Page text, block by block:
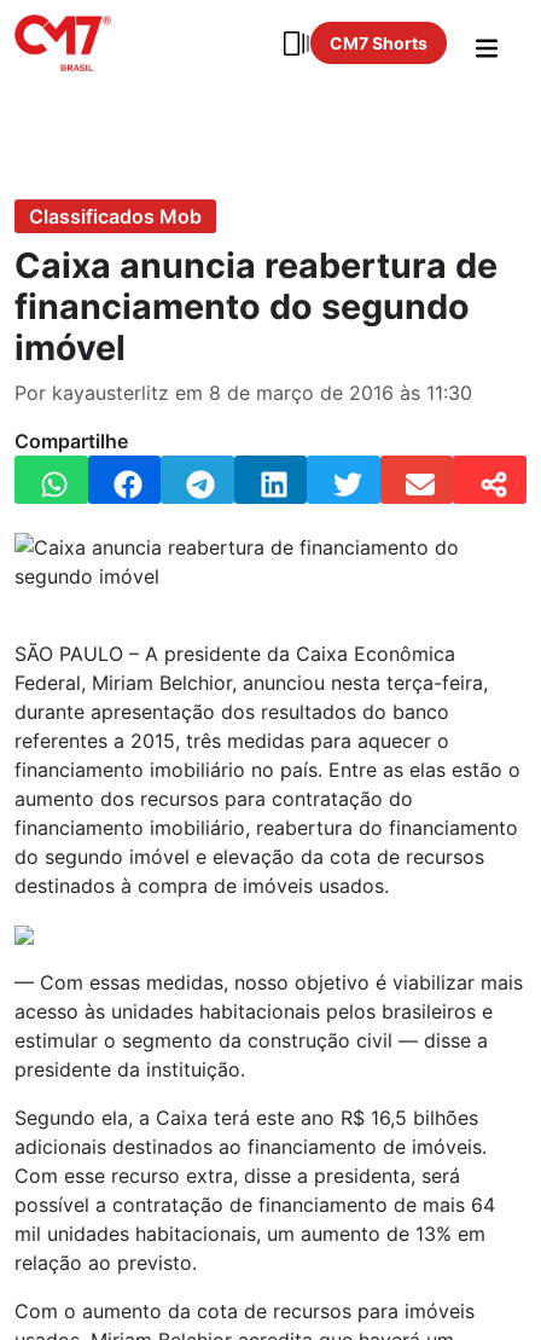
CM7 Shorts
Classificados Mob
Caixa anuncia reabertura de
financiamento do segundo
imóvel
Por kayausterlitz em 8 de março de 2016 às 11:30
Compartilhe
SÃO PAULO – A presidente da Caixa Econômica
Federal, Miriam Belchior, anunciou nesta terça-feira,
durante apresentação dos resultados do banco
referentes a 2015, três medidas para aquecer o
financiamento imobiliário no país. Entre as elas estão o
aumento dos recursos para contratação do
financiamento imobiliário, reabertura do financiamento
do segundo imóvel e elevação da cota de recursos
destinados à compra de imóveis usados.
— Com essas medidas, nosso objetivo é viabilizar mais
acesso às unidades habitacionais pelos brasileiros e
estimular o segmento da construção civil — disse a
presidente da instituição.
Segundo ela, a Caixa terá este ano R$ 16,5 bilhões
adicionais destinados ao financiamento de imóveis.
Com esse recurso extra, disse a presidenta, será
possível a contratação de financiamento de mais 64
mil unidades habitacionais, um aumento de 13% em
relação ao previsto.
Com o aumento da cota de recursos para imóveis